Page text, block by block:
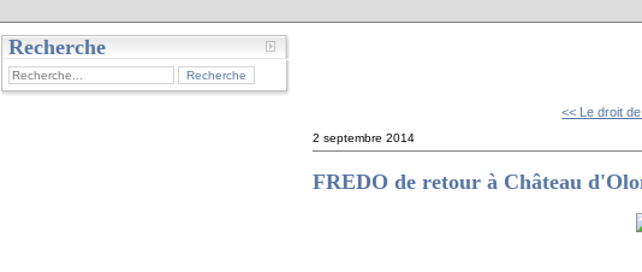
Recherche
<< Le droit
2 septembre 2014
FREDO de retour à Château